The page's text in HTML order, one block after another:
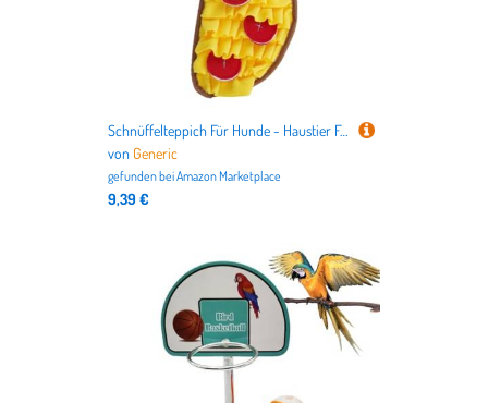
Schnüffelteppich Für Hunde - Haustier Futterteppich Zur Entschleunigten Fütterung Und Futtersuche - Tragbares Leckerli Spielzeug, Für Große Mittelkleine Welpen Geistige Stimulation Langsam Füttern
von Generic
gefunden beiAmazon Marketplace
9,39 €